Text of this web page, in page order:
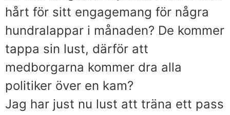
hårt för sitt engagemang för några
hundralappar i månaden? De kommer
tappa sin lust, därför att
medborgarna kommer dra alla
politiker över en kam?
Jag har just nu lust att träna ett pass